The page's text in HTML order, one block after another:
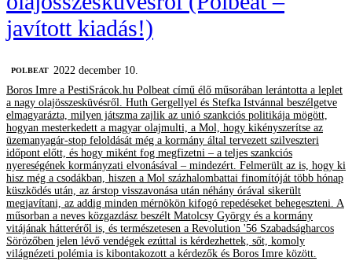
javított kiadás!)
‎POLBEAT 2022 december 10.
Boros Imre a PestiSrácok.hu Polbeat című élő műsorában lerántotta a leplet
a nagy olajösszesküvésről. Huth Gergellyel és Stefka Istvánnal beszélgetve
elmagyarázta, milyen játszma zajlik az unió szankciós politikája mögött,
hogyan mesterkedett a magyar olajmulti, a Mol, hogy kikényszerítse az
üzemanyagár-stop feloldását még a kormány által tervezett szilveszteri
időpont előtt, és hogy miként fog megfizetni – a teljes szankciós
nyereségének kormányzati elvonásával – mindezért. Felmerült az is, hogy ki
hisz még a csodákban, hiszen a Mol százhalombattai finomítóját több hónap
küszködés után, az árstop visszavonása után néhány órával sikerült
megjavítani, az addig minden mérnökön kifogó repedéseket behegeszteni. A
műsorban a neves közgazdász beszélt Matolcsy György és a kormány
vitájának hátteréről is, és természetesen a Revolution '56 Szabadságharcos
Sörözőben jelen lévő vendégek ezúttal is kérdezhettek, sőt, komoly
világnézeti polémia is kibontakozott a kérdezők és Boros Imre között.